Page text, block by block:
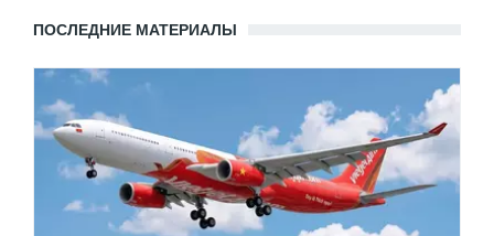
ПОСЛЕДНИЕ МАТЕРИАЛЫ